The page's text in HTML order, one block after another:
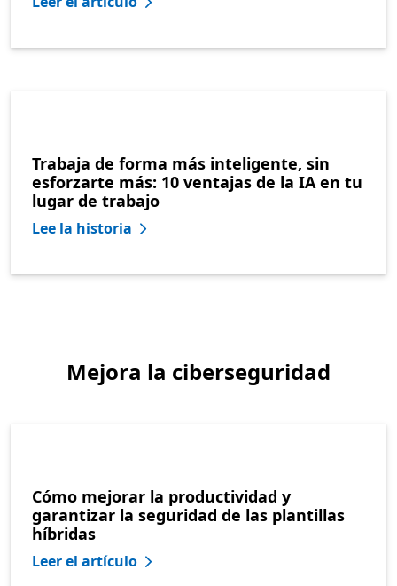
Trabaja de forma más inteligente, sin
esforzarte más: 10 ventajas de la IA en tu
lugar de trabajo
Lee la historia
Mejora la ciberseguridad
Cómo mejorar la productividad y
garantizar la seguridad de las plantillas
híbridas
Leer el artículo